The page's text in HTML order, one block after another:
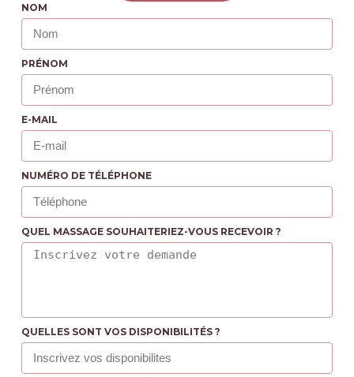
NOM
PRÉNOM
E-MAIL
NUMÉRO DE TÉLÉPHONE
QUEL MASSAGE SOUHAITERIEZ-VOUS RECEVOIR ?
QUELLES SONT VOS DISPONIBILITÉS ?